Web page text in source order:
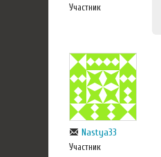
Участник
Nastya33
Участник